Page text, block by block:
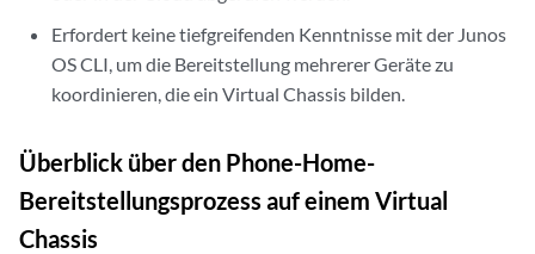
Erfordert keine tiefgreifenden Kenntnisse mit der Junos
OS CLI, um die Bereitstellung mehrerer Geräte zu
koordinieren, die ein Virtual Chassis bilden.
Überblick über den Phone-Home-
Bereitstellungsprozess auf einem Virtual
Chassis